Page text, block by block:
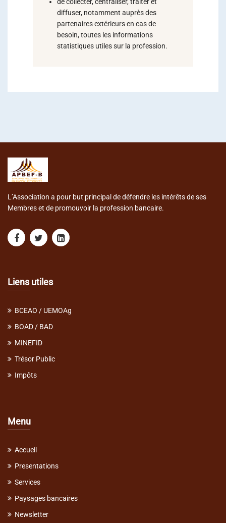
diffuser, notamment auprès des
partenaires extérieurs en cas de
besoin, toutes les informations
statistiques utiles sur la profession.
L’Association a pour but principal de défendre les intérêts de ses
Membres et de promouvoir la profession bancaire.
Liens utiles
BCEAO / UEMOAg
BOAD / BAD
MINEFID
Trésor Public
Impôts
Menu
Accueil
Presentations
Services
Paysages bancaires
Newsletter